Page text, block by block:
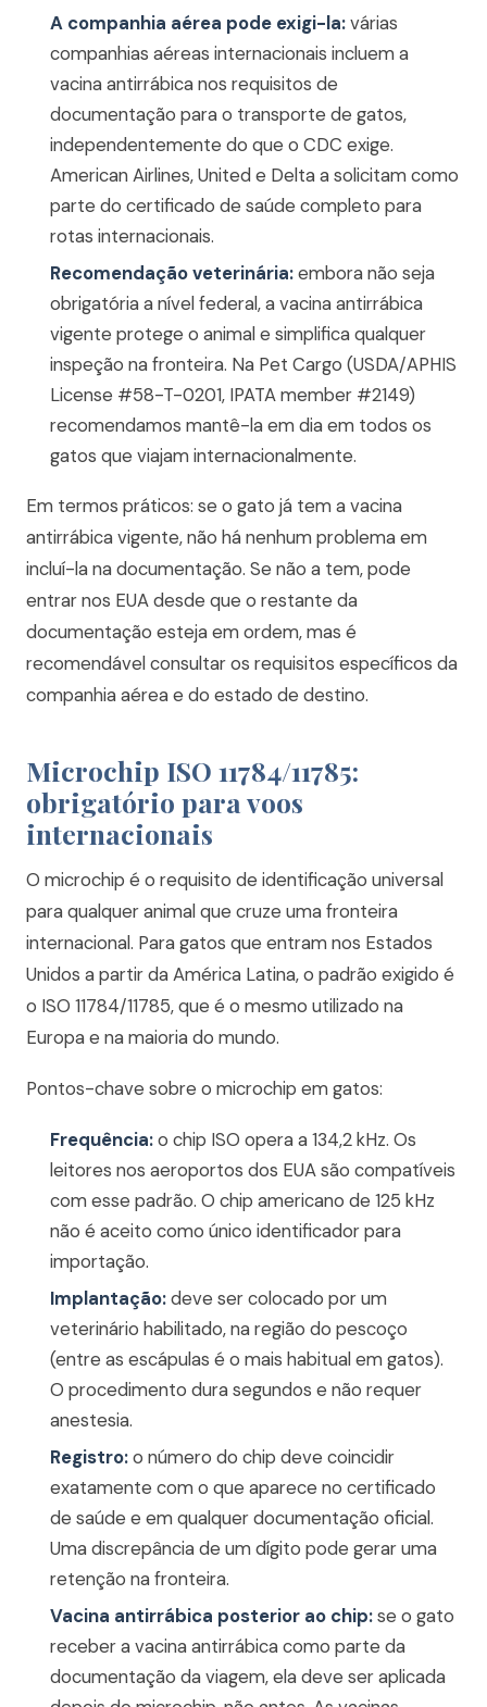
A companhia aérea pode exigi-la:várias
companhias aéreas internacionais incluem a
vacina antirrábica nos requisitos de
documentação para o transporte de gatos,
independentemente do que o CDC exige.
American Airlines, United e Delta a solicitam como
parte do certificado de saúde completo para
rotas internacionais.
Recomendação veterinária:embora não seja
obrigatória a nível federal, a vacina antirrábica
vigente protege o animal e simplifica qualquer
inspeção na fronteira. Na Pet Cargo (USDA/APHIS
License #58-T-0201, IPATA member #2149)
recomendamos mantê-la em dia em todos os
gatos que viajam internacionalmente.
Em termos práticos: se o gato já tem a vacina
antirrábica vigente, não há nenhum problema em
incluí-la na documentação. Se não a tem, pode
entrar nos EUA desde que o restante da
documentação esteja em ordem, mas é
recomendável consultar os requisitos específicos da
companhia aérea e do estado de destino.
Microchip ISO 11784/11785:
obrigatório para voos
internacionais
O microchip é o requisito de identificação universal
para qualquer animal que cruze uma fronteira
internacional. Para gatos que entram nos Estados
Unidos a partir da América Latina, o padrão exigido é
o ISO 11784/11785, que é o mesmo utilizado na
Europa e na maioria do mundo.
Pontos-chave sobre o microchip em gatos:
Frequência:o chip ISO opera a 134,2 kHz. Os
leitores nos aeroportos dos EUA são compatíveis
com esse padrão. O chip americano de 125 kHz
não é aceito como único identificador para
importação.
Implantação:deve ser colocado por um
veterinário habilitado, na região do pescoço
(entre as escápulas é o mais habitual em gatos).
O procedimento dura segundos e não requer
anestesia.
Registro:o número do chip deve coincidir
exatamente com o que aparece no certificado
de saúde e em qualquer documentação oficial.
Uma discrepância de um dígito pode gerar uma
retenção na fronteira.
Vacina antirrábica posterior ao chip:se o gato
receber a vacina antirrábica como parte da
documentação da viagem, ela deve ser aplicada